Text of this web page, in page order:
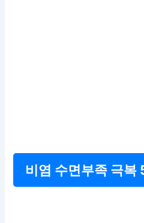
비염 수면부족 극복